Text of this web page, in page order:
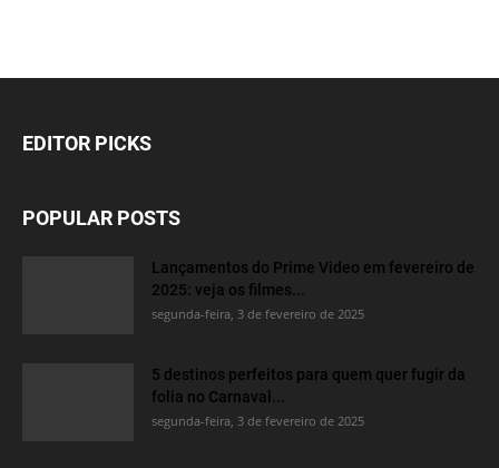
EDITOR PICKS
POPULAR POSTS
Lançamentos do Prime Video em fevereiro de
2025: veja os filmes...
segunda-feira, 3 de fevereiro de 2025
5 destinos perfeitos para quem quer fugir da
folia no Carnaval...
segunda-feira, 3 de fevereiro de 2025